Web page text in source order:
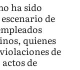
ha sido
de
quienes
de
de